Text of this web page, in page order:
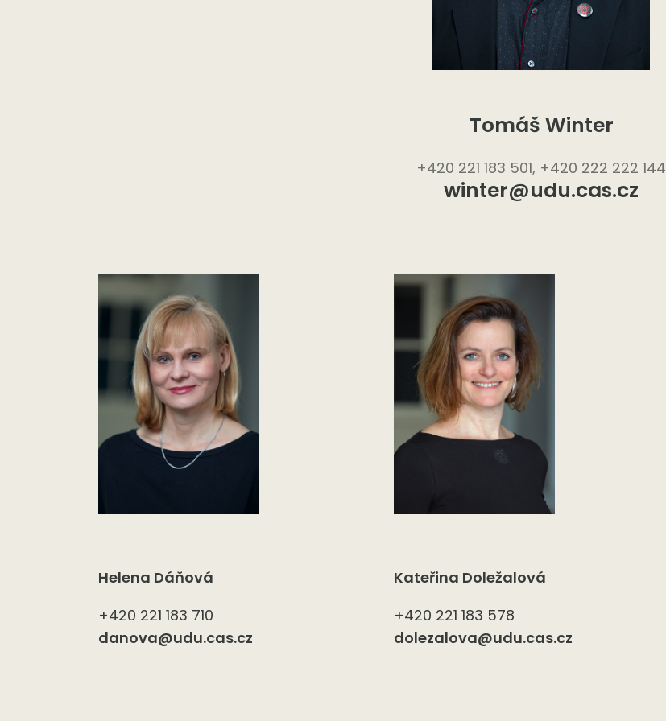
Tomáš Winter
+420 221 183 501, +420 222 222 144
winter@udu.cas.cz
Helena Dáňová
+420 221 183 710
danova@udu.cas.cz
Kateřina Doležalová
+420 221 183 578
dolezalova@udu.cas.cz